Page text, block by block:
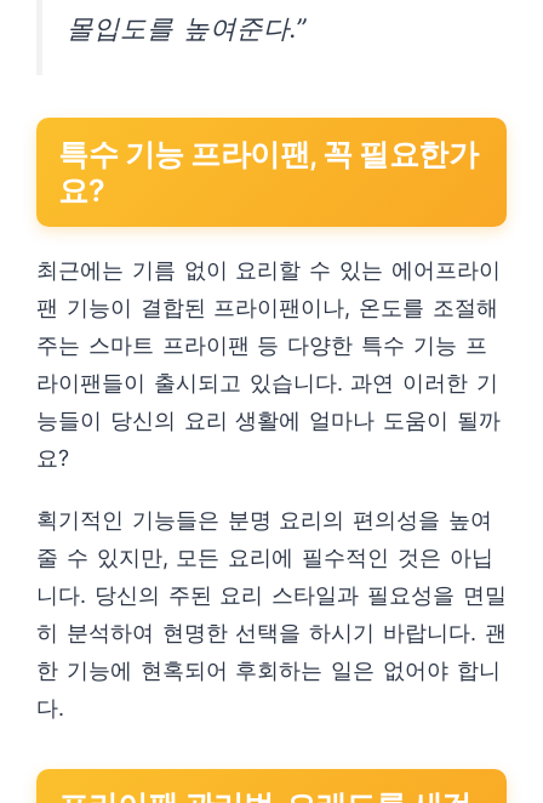
몰입도를 높여준다.”
특수 기능 프라이팬, 꼭 필요한가
요?
최근에는 기름 없이 요리할 수 있는 에어프라이
팬 기능이 결합된 프라이팬이나, 온도를 조절해
주는 스마트 프라이팬 등 다양한 특수 기능 프
라이팬들이 출시되고 있습니다. 과연 이러한 기
능들이 당신의 요리 생활에 얼마나 도움이 될까
요?
획기적인 기능들은 분명 요리의 편의성을 높여
줄 수 있지만, 모든 요리에 필수적인 것은 아닙
니다. 당신의 주된 요리 스타일과 필요성을 면밀
히 분석하여 현명한 선택을 하시기 바랍니다. 괜
한 기능에 현혹되어 후회하는 일은 없어야 합니
다.